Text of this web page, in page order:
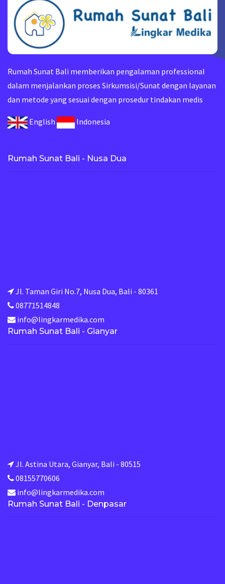
Rumah Sunat Bali memberikan pengalaman professional
dalam menjalankan proses Sirkumsisi/Sunat dengan layanan
dan metode yang sesuai dengan prosedur tindakan medis
English Indonesia
Rumah Sunat Bali - Nusa Dua
Jl. Taman Giri No.7, Nusa Dua, Bali - 80361
08771514848
info@lingkarmedika.com
Rumah Sunat Bali - Gianyar
Jl. Astina Utara, Gianyar, Bali - 80515
08155770606
info@lingkarmedika.com
Rumah Sunat Bali - Denpasar